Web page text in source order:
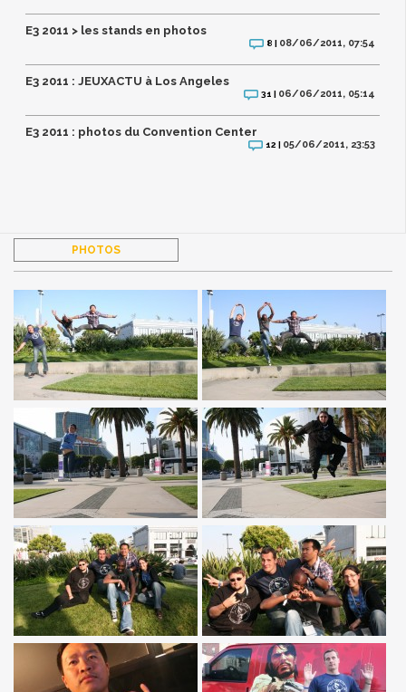
E3 2011 > les stands en photos
8 | 08/06/2011, 07:54
E3 2011 : JEUXACTU à Los Angeles
31 | 06/06/2011, 05:14
E3 2011 : photos du Convention Center
12 | 05/06/2011, 23:53
PHOTOS